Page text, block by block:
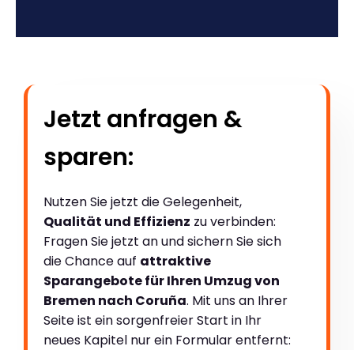
Jetzt anfragen &
sparen:
Nutzen Sie jetzt die Gelegenheit,
Qualität und Effizienz zu verbinden:
Fragen Sie jetzt an und sichern Sie sich
die Chance auf attraktive
Sparangebote für Ihren Umzug von
Bremen nach Coruña. Mit uns an Ihrer
Seite ist ein sorgenfreier Start in Ihr
neues Kapitel nur ein Formular entfernt: